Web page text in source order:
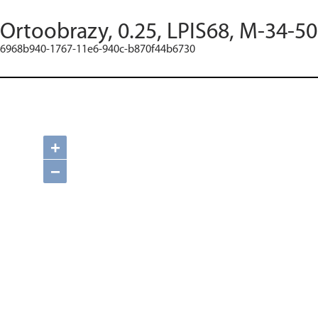
Ortoobrazy, 0.25, LPIS68, M-34-
6968b940-1767-11e6-940c-b870f44b6730
+
−